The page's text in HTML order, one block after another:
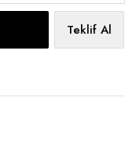
Teklif Al